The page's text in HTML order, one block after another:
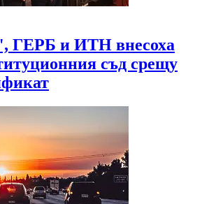
ГЕРБ и ИТН внесоха
съд срещу